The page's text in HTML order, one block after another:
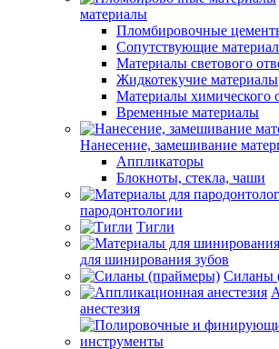
материалы
Пломбировочные
Сопутствующие
Материалы светового
Жидкотекучие материалы
Материалы химического
Временные материалы
Нанесение, замешивание
Аппликаторы
Блокноты, стекла, чаши
пародонтологии
Тигли
для шинирования зубов
Силаны
анестезия